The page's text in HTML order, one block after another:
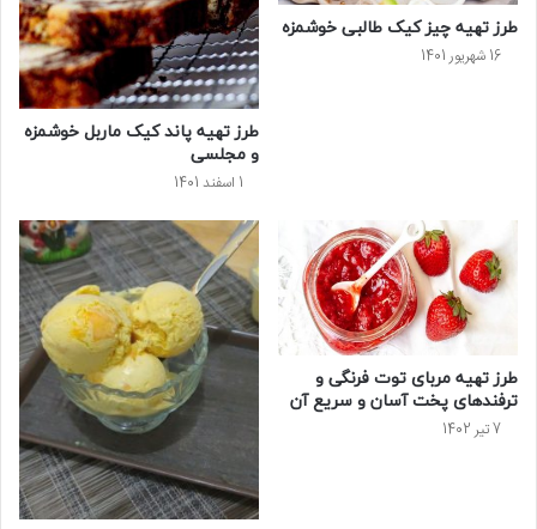
طرز تهیه چیز کیک طالبی خوشمزه
16 شهریور 1401
طرز تهیه پاند کیک ماربل خوشمزه
و مجلسی
1 اسفند 1401
طرز تهیه مربای توت فرنگی و
ترفندهای پخت آسان و سریع آن
7 تیر 1402